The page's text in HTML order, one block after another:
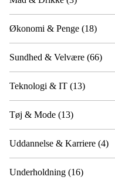
Økonomi & Penge (18)
Sundhed & Velvære (66)
Teknologi & IT (13)
Tøj & Mode (13)
Uddannelse & Karriere (4)
Underholdning (16)